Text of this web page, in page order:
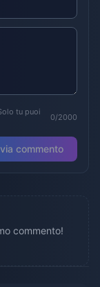
tu puoi
0/2000
commento
commento!